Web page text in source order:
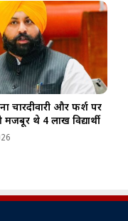
चारदीवारी और फर्श पर
थे 4 लाख विद्यार्थी